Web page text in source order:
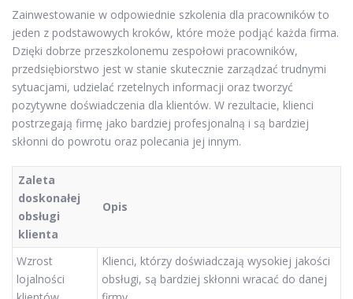
Zainwestowanie w odpowiednie szkolenia dla pracowników to
jeden z podstawowych kroków, które może podjąć każda firma.
Dzięki dobrze przeszkolonemu zespołowi pracowników,
przedsiębiorstwo jest w stanie skutecznie zarządzać trudnymi
sytuacjami, udzielać rzetelnych informacji oraz tworzyć
pozytywne doświadczenia dla klientów. W rezultacie, klienci
postrzegają firmę jako bardziej profesjonalną i są bardziej
skłonni do powrotu oraz polecania jej innym.
Zaleta
doskonałej
obsługi
klienta
Opis
Wzrost
lojalności
Klienci, którzy doświadczają wysokiej jakości
obsługi, są bardziej skłonni wracać do danej